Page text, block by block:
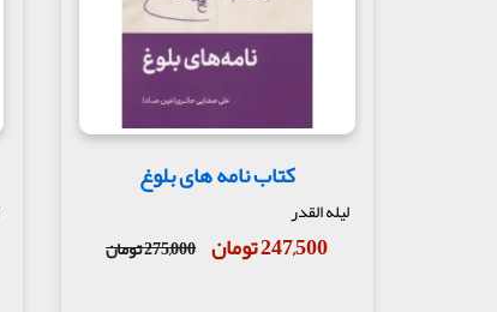
کتاب نامه های بلوغ
لیله القدر
247,500 تومان 275,000 تومان